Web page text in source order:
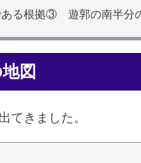
ある根拠③ 遊郭の南半分
図
てきました。